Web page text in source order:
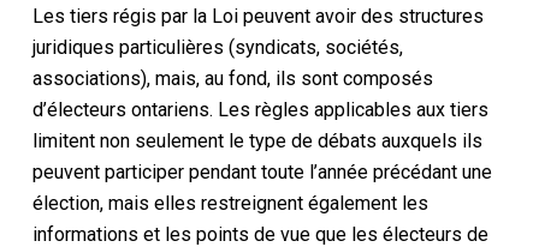
Les tiers régis par la Loi peuvent avoir des structures
juridiques particulières (syndicats, sociétés,
associations), mais, au fond, ils sont composés
d’électeurs ontariens. Les règles applicables aux tiers
limitent non seulement le type de débats auxquels ils
peuvent participer pendant toute l’année précédant une
élection, mais elles restreignent également les
informations et les points de vue que les électeurs de